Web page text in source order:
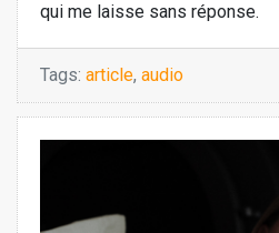
qui me laisse sans réponse.
Tags: article, audio